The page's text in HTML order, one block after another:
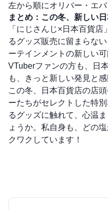
左から順にオリバー・エ
まとめ：この冬、新しい
「にじさんじ×日本百貨
るグッズ販売に留まらな
ーテインメントの新しい
VTuberファンの方も、日
も、きっと新しい発見と
この冬、日本百貨店の店
ーたちがセレクトした特
るグッズに触れて、心温
ょうか。私自身も、どの
クワクしています！